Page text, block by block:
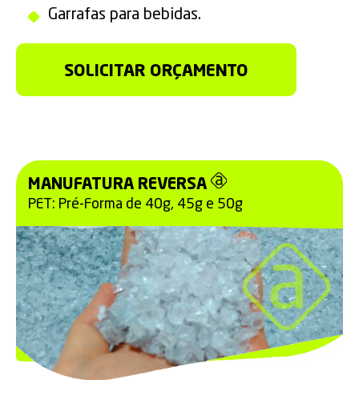
Garrafas para bebidas.
SOLICITAR ORÇAMENTO
MANUFATURA REVERSA
PET: Pré-Forma de 40g, 45g e 50g